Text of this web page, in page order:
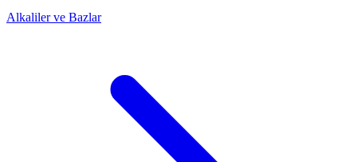
Alkaliler ve Bazlar